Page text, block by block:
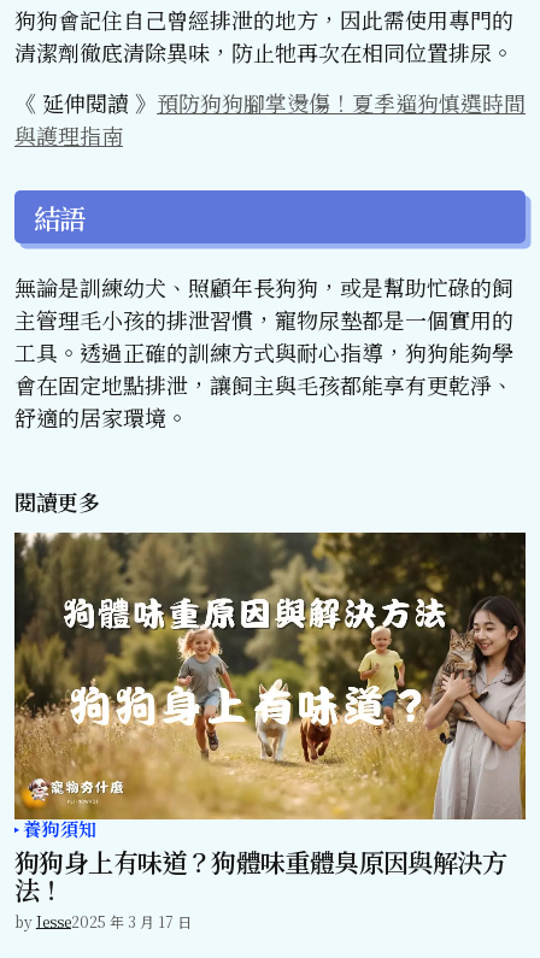
狗狗會記住自己曾經排泄的地方，因此需使用專門的
清潔劑徹底清除異味，防止牠再次在相同位置排尿。
《 延伸閱讀 》 預防狗狗腳掌燙傷！夏季遛狗慎選時間
與護理指南
結語
無論是訓練幼犬、照顧年長狗狗，或是幫助忙碌的飼
主管理毛小孩的排泄習慣，寵物尿墊都是一個實用的
工具。透過正確的訓練方式與耐心指導，狗狗能夠學
會在固定地點排泄，讓飼主與毛孩都能享有更乾淨、
舒適的居家環境。
閱讀更多
養狗須知
狗狗身上有味道？狗體味重體臭原因與解決方
法！
byJesse2025 年 3 月 17 日